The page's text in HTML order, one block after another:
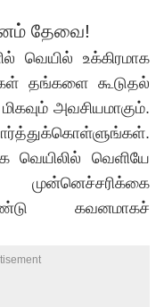
தேவை!
வெயில் உக்கிரமாக
தங்களை கூடுதல்
அவசியமாகும்.
வெயிலில் வெளியே
கவனமாகச்